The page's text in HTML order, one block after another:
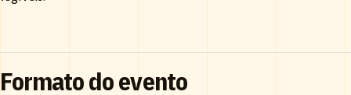
Formato do evento